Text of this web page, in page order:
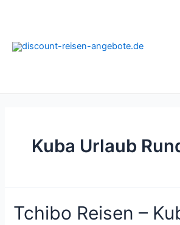
Kuba Urlaub
Tchibo Reisen –